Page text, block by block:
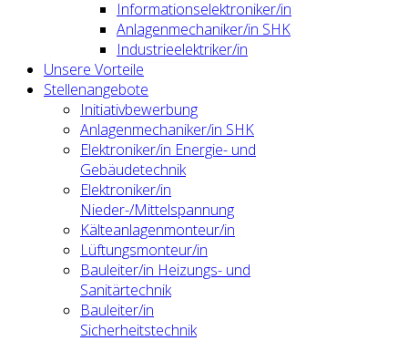
Informationselektroniker/in
Anlagenmechaniker/in SHK
Industrieelektriker/in
Unsere Vorteile
Stellenangebote
Initiativbewerbung
Anlagenmechaniker/in SHK
Elektroniker/in Energie- und
Gebäudetechnik
Elektroniker/in
Nieder-/Mittelspannung
Kälteanlagenmonteur/in
Lüftungsmonteur/in
Bauleiter/in Heizungs- und
Sanitärtechnik
Bauleiter/in
Sicherheitstechnik